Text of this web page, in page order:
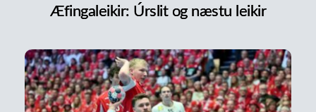
Æfingaleikir: Úrslit og næstu leikir